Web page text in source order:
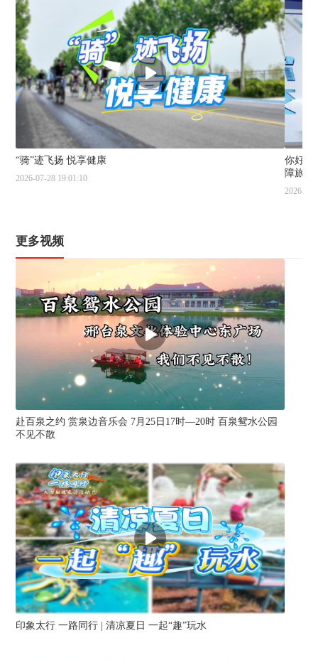
“骑”迹飞扬 悦享健康
2026-07-28 19:01:10
你好交
障旅客
2026-07-
更多视频
赴百泉之约 赏泉边音乐会 7月25日17时—20时 百泉鸳水公园
不见不散
印象太行 一路同行 | 清凉夏日 一起“趣”玩水